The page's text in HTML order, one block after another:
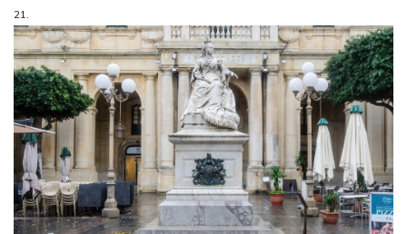
21.